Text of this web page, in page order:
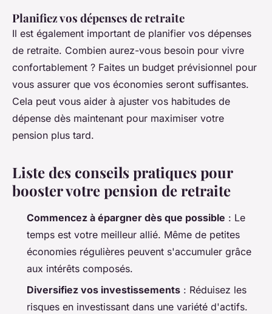
Planifiez vos dépenses de retraite
Il est également important de planifier vos dépenses
de retraite. Combien aurez-vous besoin pour vivre
confortablement ? Faites un budget prévisionnel pour
vous assurer que vos économies seront suffisantes.
Cela peut vous aider à ajuster vos habitudes de
dépense dès maintenant pour maximiser votre
pension plus tard.
Liste des conseils pratiques pour
booster votre pension de retraite
Commencez à épargner dès que possible : Le
temps est votre meilleur allié. Même de petites
économies régulières peuvent s'accumuler grâce
aux intérêts composés.
Diversifiez vos investissements : Réduisez les
risques en investissant dans une variété d'actifs.